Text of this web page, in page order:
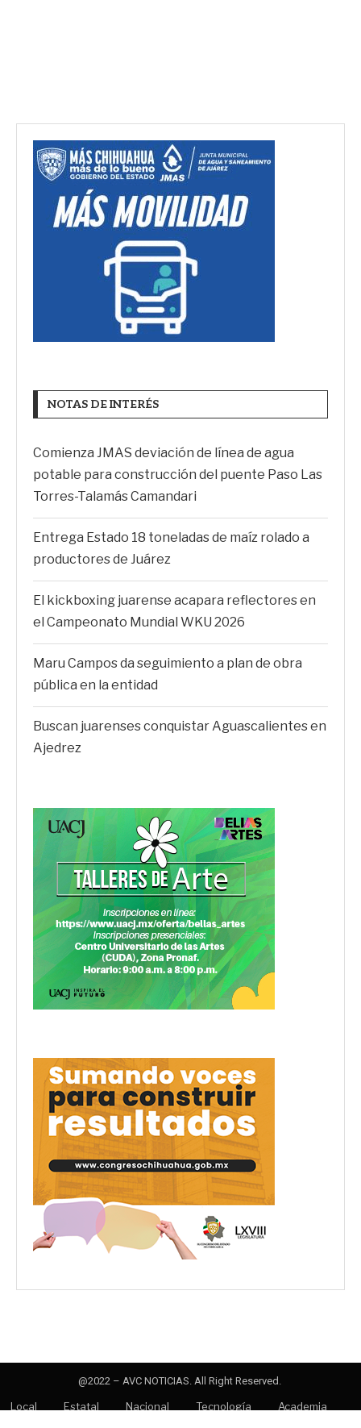
NOTAS DE INTERÉS
Comienza JMAS deviación de línea de agua
potable para construcción del puente Paso Las
Torres-Talamás Camandari
Entrega Estado 18 toneladas de maíz rolado a
productores de Juárez
El kickboxing juarense acapara reflectores en
el Campeonato Mundial WKU 2026
Maru Campos da seguimiento a plan de obra
pública en la entidad
Buscan juarenses conquistar Aguascalientes en
Ajedrez
@2022 – AVC NOTICIAS. All Right Reserved.
Local Estatal Nacional Tecnología
Academia